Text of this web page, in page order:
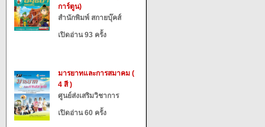
การ์ตูน)
สำนักพิมพ์ สกายบุ๊คส์
เปิดอ่าน 93 ครั้ง
มารยาทและการสมาคม (
4 สี )
ศูนย์ส่งเสริมวิชาการ
เปิดอ่าน 60 ครั้ง